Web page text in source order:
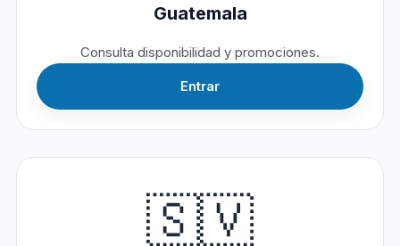
Guatemala
Consulta disponibilidad y promociones.
Entrar
🇸🇻